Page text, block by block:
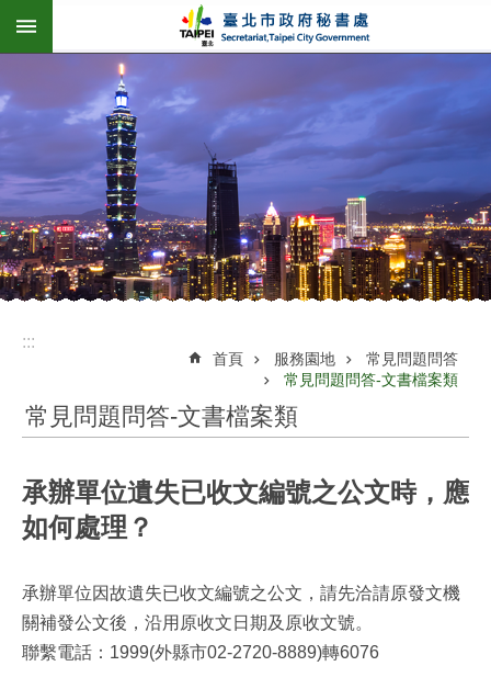
跳到主要內容區塊
:::
首頁 服務園地
常見問題問答
常見問題問答-文書檔案類
常見問題問答-文書檔案類
承辦單位遺失已收文編號之公文時，應
如何處理？
承辦單位因故遺失已收文編號之公文，請先洽請原發文機
關補發公文後，沿用原收文日期及原收文號。
聯繫電話：1999(外縣市02-2720-8889)轉6076